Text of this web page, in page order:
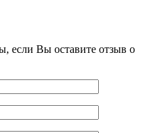
если Вы оставите отзыв о